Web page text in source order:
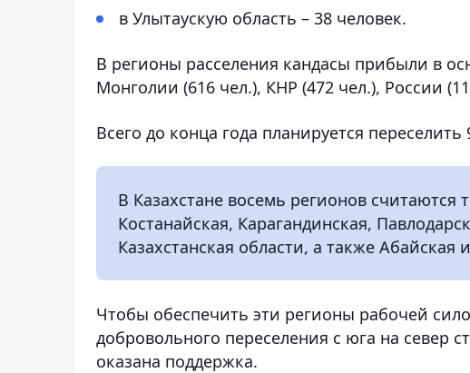
в Улытаускую область – 38 человек.
В регионы расселения кандасы прибыли в
Монголии (616 чел.), КНР (472 чел.), России
Всего до конца года планируется переселить
В Казахстане восемь регионов
Костанайская, Карагандинская,
Казахстанская области, а также Абайская
Чтобы обеспечить эти регионы рабочей
добровольного переселения с юга на север
оказана поддержка.